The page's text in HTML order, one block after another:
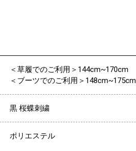
＜草履でのご利用＞144cm~170cm
＜ブーツでのご利用＞148cm~175cm
黒 桜蝶刺繍
ポリエステル